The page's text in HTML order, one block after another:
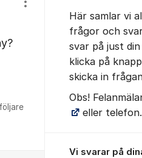
Visa/dölj inställningar för
följare
Här samlar vi
frågor och
svar på just
klicka på
skicka in
Obs!
eller telefon.
Vi svarar på